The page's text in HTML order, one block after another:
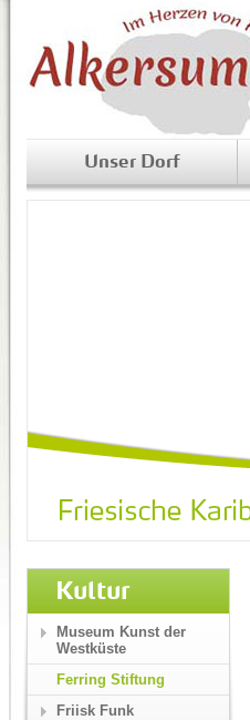
Unser Dorf
Kultur
Museum Kunst der
Westküste
Ferring Stiftung
Friisk Funk